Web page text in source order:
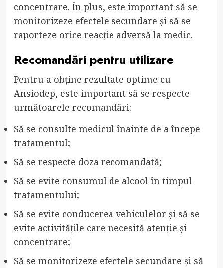
concentrare. În plus, este important să se
monitorizeze efectele secundare și să se
raporteze orice reacție adversă la medic.
Recomandări pentru utilizare
Pentru a obține rezultate optime cu
Ansiodep, este important să se respecte
următoarele recomandări:
Să se consulte medicul înainte de a începe
tratamentul;
Să se respecte doza recomandată;
Să se evite consumul de alcool în timpul
tratamentului;
Să se evite conducerea vehiculelor și să se
evite activitățile care necesită atenție și
concentrare;
Să se monitorizeze efectele secundare și să